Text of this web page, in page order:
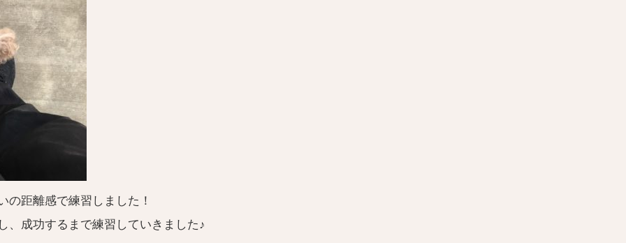
の距離感で練習しました！
、成功するまで練習していきました♪